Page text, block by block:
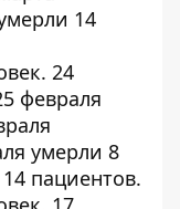
14
. 24
февраля
умерли 8
14 пациентов.